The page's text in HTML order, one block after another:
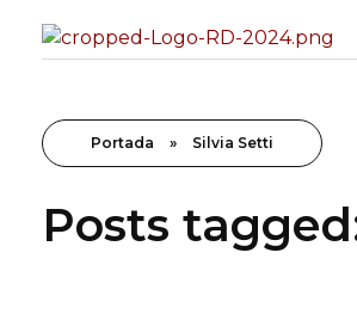
Rugidos Disidentes
Bogotá - Colombia | ISSN 2619-5569
Portada » Silvia Setti
Posts